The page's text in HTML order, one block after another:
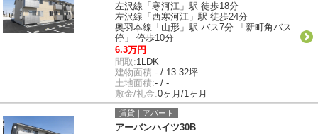
左沢線「寒河江」駅 徒歩18分
左沢線「西寒河江」駅 徒歩24分
奥羽本線「山形」駅 バス7分 「新町角バス
停」 停歩10分
6.3万円
間取:1LDK
建物面積:- / 13.32坪
土地面積:- / -
敷金/礼金:0ヶ月/1ヶ月
賃貸｜アパート
アーバンハイツ30B